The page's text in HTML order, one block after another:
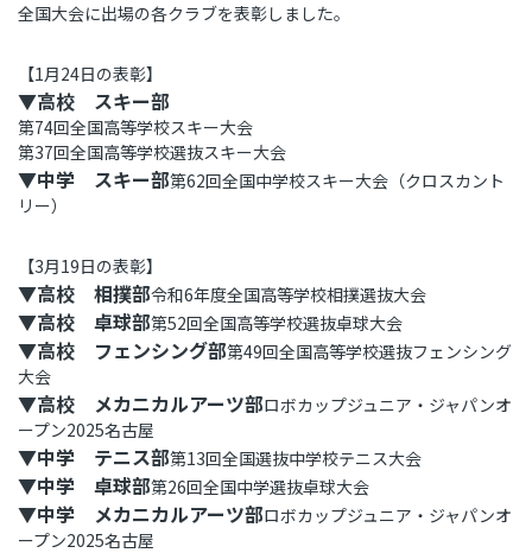
全国大会に出場の各クラブを表彰しました。
【1月24日の表彰】
▼高校 スキー部
第74回全国高等学校スキー大会
第37回全国高等学校選抜スキー大会
▼中学 スキー部第62回全国中学校スキー大会（クロスカント
リー）
【3月19日の表彰】
▼高校 相撲部令和6年度全国高等学校相撲選抜大会
▼高校 卓球部第52回全国高等学校選抜卓球大会
▼高校 フェンシング部第49回全国高等学校選抜フェンシング
大会
▼高校 メカニカルアーツ部ロボカップジュニア・ジャパンオ
ープン2025名古屋
▼中学 テニス部第13回全国選抜中学校テニス大会
▼中学 卓球部第26回全国中学選抜卓球大会
▼中学 メカニカルアーツ部ロボカップジュニア・ジャパンオ
ープン2025名古屋